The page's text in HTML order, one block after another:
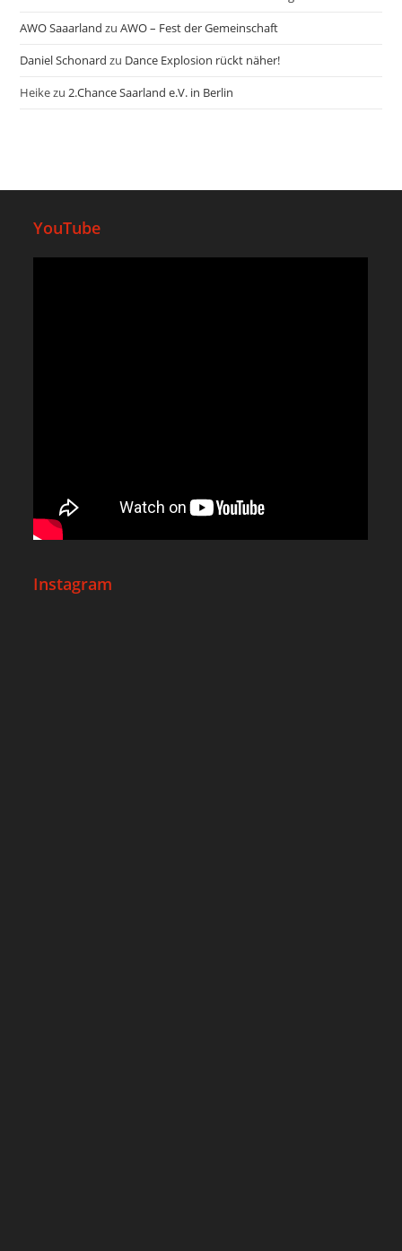
AWO Saaarland zuAWO – Fest der Gemeinschaft
Daniel Schonard zu Dance Explosion rückt näher!
Heikezu2.Chance Saarland e.V. in Berlin
YouTube
Instagram